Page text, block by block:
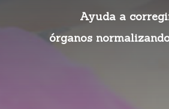
Ayuda a
órganos